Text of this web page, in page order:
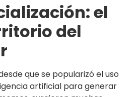
el
del
que se popularizó el uso
artificial para generar